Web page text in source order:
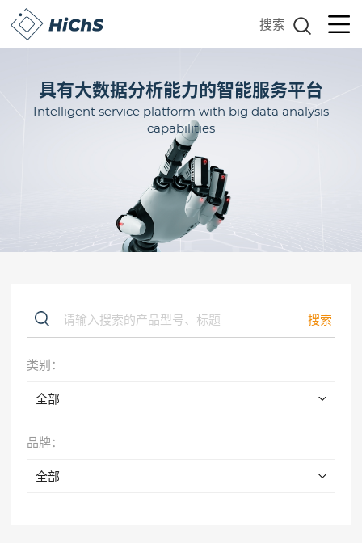
搜索
具有大数据分析能力的智能服务平台
Intelligent service platform with big data analysis
capabilities
类别：
全部
品牌：
全部